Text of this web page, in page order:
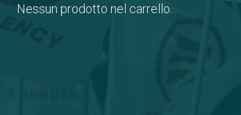
Nessun prodotto nel carrello.